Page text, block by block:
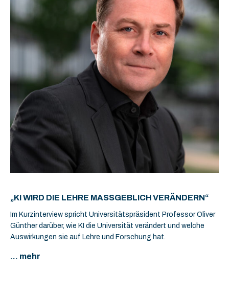
„KI WIRD DIE LEHRE MASSGEBLICH VERÄNDERN“
Im Kurzinterview spricht Universitätspräsident Professor Oliver
Günther darüber, wie KI die Universität verändert und welche
Auswirkungen sie auf Lehre und Forschung hat.
... mehr